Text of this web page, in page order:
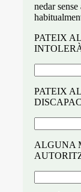
nedar sense
PATEIX
PATEIX
ALGUNA